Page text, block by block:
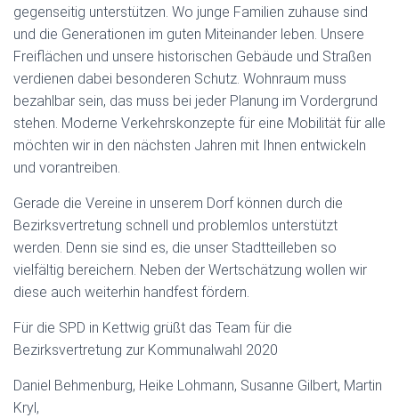
gegenseitig unterstützen. Wo junge Familien zuhause sind
und die Generationen im guten Miteinander leben. Unsere
Freiflächen und unsere historischen Gebäude und Straßen
verdienen dabei besonderen Schutz. Wohnraum muss
bezahlbar sein, das muss bei jeder Planung im Vordergrund
stehen. Moderne Verkehrskonzepte für eine Mobilität für alle
möchten wir in den nächsten Jahren mit Ihnen entwickeln
und vorantreiben.
Gerade die Vereine in unserem Dorf können durch die
Bezirksvertretung schnell und problemlos unterstützt
werden. Denn sie sind es, die unser Stadtteilleben so
vielfältig bereichern. Neben der Wertschätzung wollen wir
diese auch weiterhin handfest fördern.
Für die SPD in Kettwig grüßt das Team für die
Bezirksvertretung zur Kommunalwahl 2020
Daniel Behmenburg, Heike Lohmann, Susanne Gilbert, Martin
Kryl,